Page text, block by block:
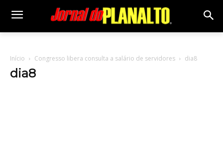
Início Congresso libera consulta a salário de servidores dia8
dia8